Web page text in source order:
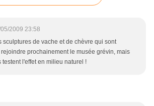
2009 23:58
sculptures de vache et de chèvre qui sont
prochainement le musée grévin, mais
testent l'effet en milieu naturel !